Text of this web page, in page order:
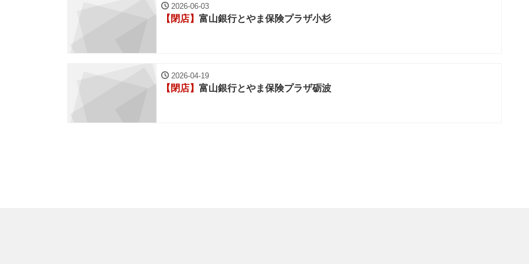
2026-06-03
【閉店】 富山銀行とやま保険プラザ小杉
2026-04-19
【閉店】 富山銀行とやま保険プラザ砺波